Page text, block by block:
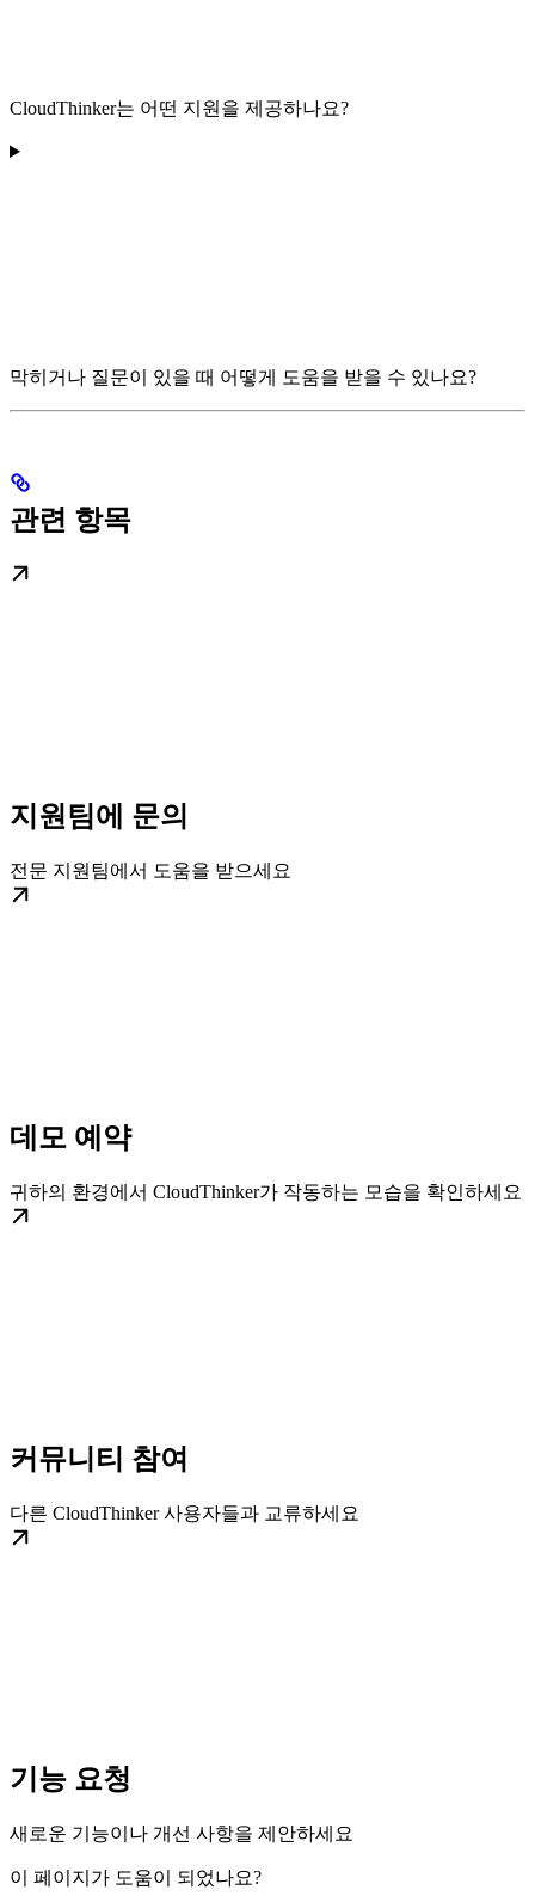
CloudThinker는 어떤 지원을 제공하나요?
막히거나 질문이 있을 때 어떻게 도움을 받을 수 있나요?
관련 항목
지원팀에 문의
전문 지원팀에서 도움을 받으세요
데모 예약
귀하의 환경에서 CloudThinker가 작동하는 모습을 확인하세요
커뮤니티 참여
다른 CloudThinker 사용자들과 교류하세요
기능 요청
새로운 기능이나 개선 사항을 제안하세요
이 페이지가 도움이 되었나요?